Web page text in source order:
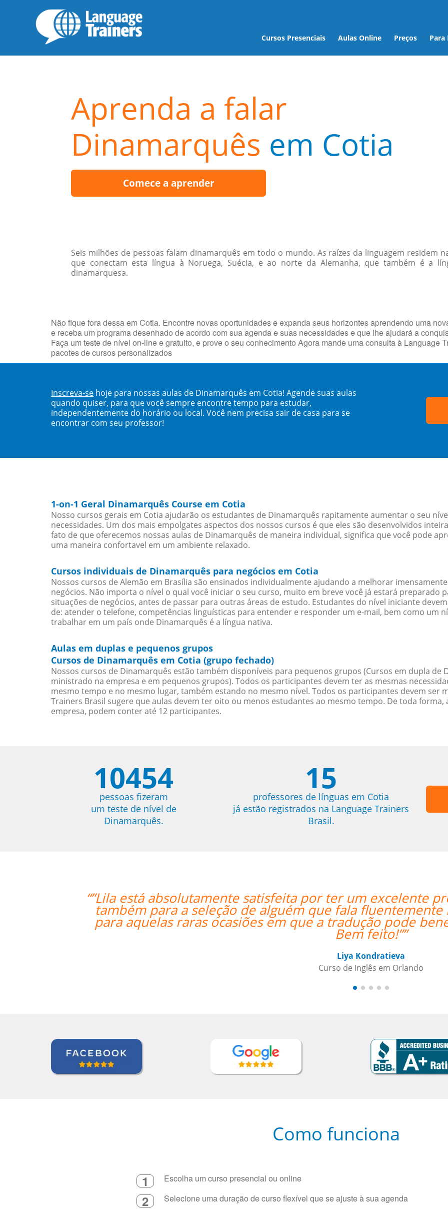
Cursos Presenciais Aulas Online Preços Para
Aprenda a falar
Dinamarquês em Cotia
Comece a aprender
Seis milhões de pessoas falam dinamarquês em todo o mundo. As raízes da linguagem residem
que conectam esta língua à Noruega, Suécia, e ao norte da Alemanha, que também é a
dinamarquesa.
Não fique fora dessa em Cotia. Encontre novas oportunidades e expanda seus horizontes aprendendo uma
e receba um programa desenhado de acordo com sua agenda e suas necessidades e que lhe ajudará a
Faça um teste de nível on-line e gratuito, e prove o seu conhecimento Agora mande uma consulta à Language
pacotes de cursos personalizados
Inscreva-se hoje para nossas aulas de Dinamarquês em Cotia! Agende suas aulas
quando quiser, para que você sempre encontre tempo para estudar,
independentemente do horário ou local. Você nem precisa sair de casa para se
encontrar com seu professor!
1-on-1 Geral Dinamarquês Course em Cotia
Nosso cursos gerais em Cotia ajudarão os estudantes de Dinamarquês rapitamente aumentar o seu
necessidades. Um dos mais empolgates aspectos dos nossos cursos é que eles são desenvolvidos
fato de que oferecemos nossas aulas de Dinamarquês de maneira individual, significa que você pode
uma maneira confortavel em um ambiente relaxado.
Cursos individuais de Dinamarquês para negócios em Cotia
Nossos cursos de Alemão em Brasília são ensinados individualmente ajudando a melhorar
negócios. Não importa o nível o qual você iniciar o seu curso, muito em breve você já estará preparado
situações de negócios, antes de passar para outras áreas de estudo. Estudantes do nível iniciante
de: atender o telefone, competências linguísticas para entender e responder um e-mail, bem como um
trabalhar em um país onde Dinamarquês é a língua nativa.
Aulas em duplas e pequenos grupos
Cursos de Dinamarquês em Cotia (grupo fechado)
Nossos cursos de Dinamarquês estão também disponíveis para pequenos grupos (Cursos em dupla de
ministrado na empresa e em pequenos grupos). Todos os participantes devem ter as mesmas
mesmo tempo e no mesmo lugar, também estando no mesmo nível. Todos os participantes devem ser
Trainers Brasil sugere que aulas devem ter oito ou menos estudantes ao mesmo tempo. De toda
empresa, podem conter até 12 participantes.
10454
pessoas fizeram
um teste de nível de
Dinamarquês.
15
professores de línguas em Cotia
já estão registrados na Language Trainers
Brasil.
por ter um excelente professor de Inglês! Pontos positivos
que fala fluentemente russo para ajudai ainda mais Lila,
a tradução pode beneficiar a aquisição de vocabulário.
Bem feito!””
filha
Como funciona
1 Escolha um curso presencial ou online
2 Selecione uma duração de curso flexível que se ajuste à sua agenda